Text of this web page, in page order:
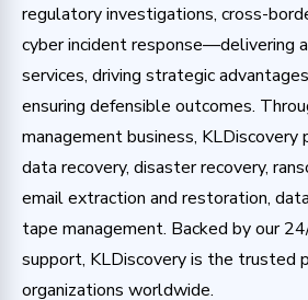
regulatory investigations, cross-
cyber incident response—delivering
services, driving strategic
ensuring defensible outcomes.
management business,
data recovery, disaster recovery,
email extraction and restoration,
tape management. Backed by our
support, KLDiscovery is the trusted
organizations worldwide.